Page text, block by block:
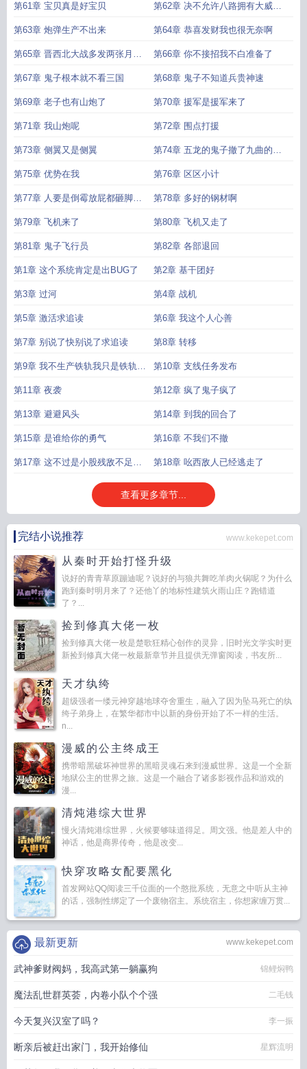
第61章 宝贝真是好宝贝 第62章 决不允许八路拥有大威力
火炮
第63章 炮弹生产不出来 第64章 恭喜发财我也很无奈啊
第65章 晋西北大战多发两张月票
不投一下
第66章 你不接招我不白准备了
第67章 鬼子根本就不看三国 第68章 鬼子不知道兵贵神速
第69章 老子也有山炮了 第70章 援军是援军来了
第71章 我山炮呢 第72章 围点打援
第73章 侧翼又是侧翼 第74章 五龙的鬼子撤了九曲的鬼
子又来了
第75章 优势在我 第76章 区区小计
第77章 人要是倒霉放屁都砸脚后
跟
第78章 多好的钢材啊
第79章 飞机来了 第80章 飞机又走了
第81章 鬼子飞行员 第82章 各部退回
第1章 这个系统肯定是出BUG了 第2章 基干团好
第3章 过河 第4章 战机
第5章 激活求追读 第6章 我这个人心善
第7章 别说了快别说了求追读 第8章 转移
第9章 我不生产铁轨我只是铁轨的
搬运工
第10章 支线任务发布
第11章 夜袭 第12章 疯了鬼子疯了
第13章 避避风头 第14章 到我的回合了
第15章 是谁给你的勇气 第16章 不我们不撤
第17章 这不过是小股残敌不足为 第18章 吆西敌人已经逃走了
查看更多章节...
完结小说推荐 www.kekepet.com
从秦时开始打怪升级
说好的青青草原蹦迪呢？说好的与狼共舞吃羊肉火锅呢？为什么
跑到秦时明月来了？还他丫的地标性建筑火雨山庄？跑错道
了？...
捡到修真大佬一枚
捡到修真大佬一枚是楚歌狂精心创作的灵异，旧时光文学实时更
新捡到修真大佬一枚最新章节并且提供无弹窗阅读，书友所...
天才纨绔
超级强者一缕元神穿越地球夺舍重生，融入了因为坠马死亡的纨
绔子弟身上，在繁华都市中以新的身份开始了不一样的生活。
n...
漫威的公主终成王
携带暗黑破坏神世界的黑暗灵魂石来到漫威世界。这是一个全新
地狱公主的世界之旅。这是一个融合了诸多影视作品和游戏的
漫...
清炖港综大世界
慢火清炖港综世界，火候要够味道得足。周文强。他是差人中的
神话，他是商界传奇，他是改变...
快穿攻略女配要黑化
首发网站QQ阅读三千位面的一个憨批系统，无意之中听从主神
的话，强制性绑定了一个废物宿主。系统宿主，你想家缠万贯...
www.kekepet.com
最新更新
武神爹财阀妈，我高武第一躺赢狗 锦鲤焖鸭
魔法乱世群英荟，内卷小队个个强 二毛钱
今天复兴汉室了吗？ 李一振
断亲后被赶出家门，我开始修仙 星辉流明